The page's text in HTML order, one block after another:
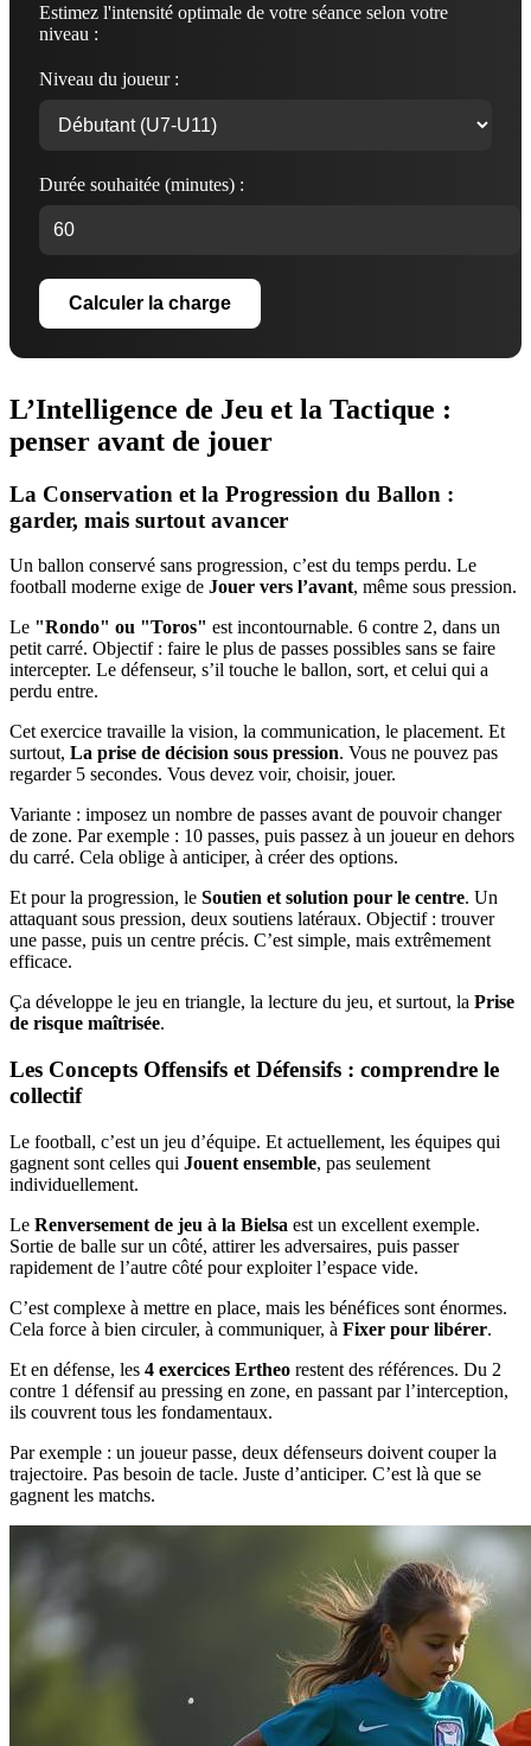
Estimez l'intensité optimale de votre séance selon votre
niveau :
Niveau du joueur :
Durée souhaitée (minutes) :
Calculer la charge
L’Intelligence de Jeu et la Tactique :
penser avant de jouer
La Conservation et la Progression du Ballon :
garder, mais surtout avancer
Un ballon conservé sans progression, c’est du temps perdu. Le
football moderne exige de Jouer vers l’avant, même sous pression.
Le "Rondo" ou "Toros" est incontournable. 6 contre 2, dans un
petit carré. Objectif : faire le plus de passes possibles sans se faire
intercepter. Le défenseur, s’il touche le ballon, sort, et celui qui a
perdu entre.
Cet exercice travaille la vision, la communication, le placement. Et
surtout, La prise de décision sous pression. Vous ne pouvez pas
regarder 5 secondes. Vous devez voir, choisir, jouer.
Variante : imposez un nombre de passes avant de pouvoir changer
de zone. Par exemple : 10 passes, puis passez à un joueur en dehors
du carré. Cela oblige à anticiper, à créer des options.
Et pour la progression, le Soutien et solution pour le centre. Un
attaquant sous pression, deux soutiens latéraux. Objectif : trouver
une passe, puis un centre précis. C’est simple, mais extrêmement
efficace.
Ça développe le jeu en triangle, la lecture du jeu, et surtout, la Prise
de risque maîtrisée.
Les Concepts Offensifs et Défensifs : comprendre le
collectif
Le football, c’est un jeu d’équipe. Et actuellement, les équipes qui
gagnent sont celles qui Jouent ensemble, pas seulement
individuellement.
Le Renversement de jeu à la Bielsa est un excellent exemple.
Sortie de balle sur un côté, attirer les adversaires, puis passer
rapidement de l’autre côté pour exploiter l’espace vide.
C’est complexe à mettre en place, mais les bénéfices sont énormes.
Cela force à bien circuler, à communiquer, à Fixer pour libérer.
Et en défense, les 4 exercices Ertheo restent des références. Du 2
contre 1 défensif au pressing en zone, en passant par l’interception,
ils couvrent tous les fondamentaux.
Par exemple : un joueur passe, deux défenseurs doivent couper la
trajectoire. Pas besoin de tacle. Juste d’anticiper. C’est là que se
gagnent les matchs.